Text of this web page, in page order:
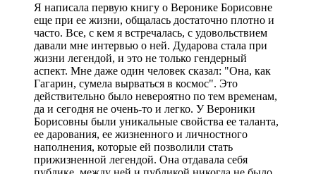
Я написала первую книгу о Веронике Борисовне
еще при ее жизни, общалась достаточно плотно и
часто. Все, с кем я встречалась, с удовольствием
давали мне интервью о ней. Дударова стала при
жизни легендой, и это не только гендерный
аспект. Мне даже один человек сказал: "Она, как
Гагарин, сумела вырваться в космос". Это
действительно было невероятно по тем временам,
да и сегодня не очень-то и легко. У Вероники
Борисовны были уникальные свойства ее таланта,
ее дарования, ее жизненного и личностного
наполнения, которые ей позволили стать
прижизненной легендой. Она отдавала себя